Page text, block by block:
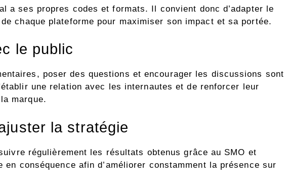
a ses propres codes et formats. Il convient donc d’adapter le
chaque plateforme pour maximiser son impact et sa portée.
le public
poser des questions et encourager les discussions sont
une relation avec les internautes et de renforcer leur
marque.
la stratégie
régulièrement les résultats obtenus grâce au SMO et
en conséquence afin d’améliorer constamment la présence sur